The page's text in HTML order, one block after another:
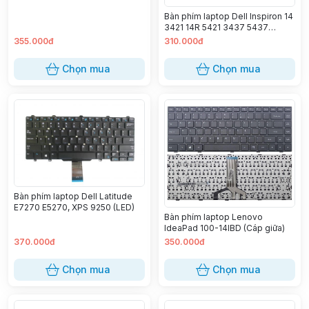
355.000đ
Chọn mua
Bàn phím laptop Dell Inspiron 14
3421 14R 5421 3437 5437
Vostro 1528 2421 2518 2308
3421 5421
310.000đ
Chọn mua
Bàn phím laptop Dell Latitude
E7270 E5270, XPS 9250 (LED)
370.000đ
Chọn mua
Bàn phím laptop Lenovo
IdeaPad 100-14IBD (Cáp giữa)
350.000đ
Chọn mua